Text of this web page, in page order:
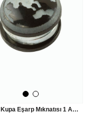
Dünya Kupa Eşarp Mıknatısı 1 Adet